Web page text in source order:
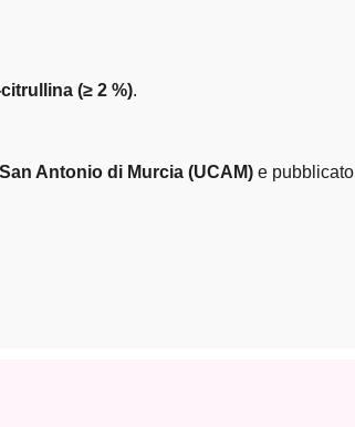
citrullina (≥ 2 %).
Antonio di Murcia (UCAM) e pubblicato